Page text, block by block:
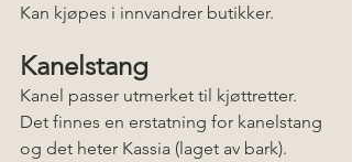
Kan kjøpes i innvandrer butikker.
Kanelstang
Kanel passer utmerket til kjøttretter.
Det finnes en erstatning for kanelstang
og det heter Kassia (laget av bark).